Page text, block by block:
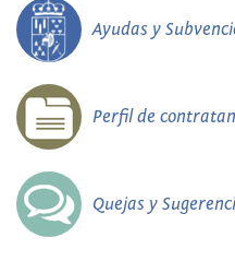
Ayudas y
Perfil de
Quejas y